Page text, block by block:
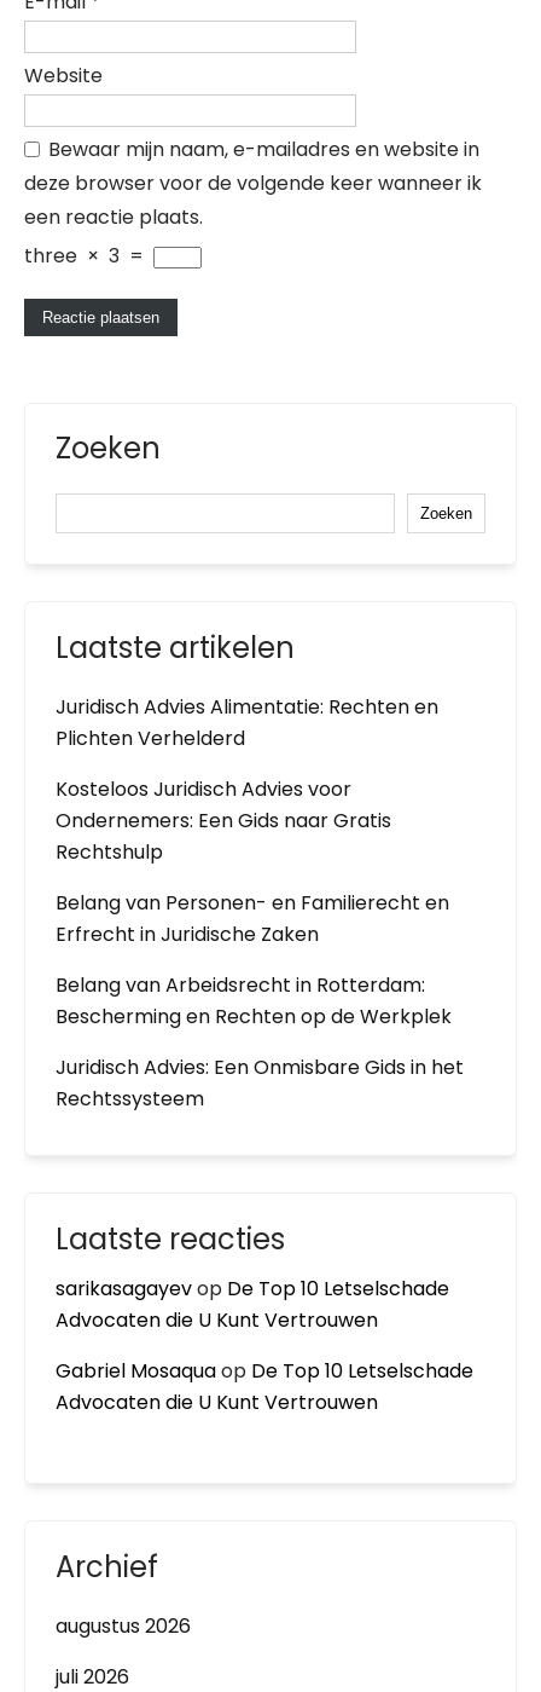
Website
Bewaar mijn naam, e-mailadres en website in
deze browser voor de volgende keer wanneer ik
een reactie plaats.
three × 3 =
Zoeken
Zoeken
Laatste artikelen
Juridisch Advies Alimentatie: Rechten en
Plichten Verhelderd
Kosteloos Juridisch Advies voor
Ondernemers: Een Gids naar Gratis
Rechtshulp
Belang van Personen- en Familierecht en
Erfrecht in Juridische Zaken
Belang van Arbeidsrecht in Rotterdam:
Bescherming en Rechten op de Werkplek
Juridisch Advies: Een Onmisbare Gids in het
Rechtssysteem
Laatste reacties
sarikasagayevop De Top 10 Letselschade
Advocaten die U Kunt Vertrouwen
Gabriel Mosaquaop De Top 10 Letselschade
Advocaten die U Kunt Vertrouwen
Archief
augustus 2026
juli 2026